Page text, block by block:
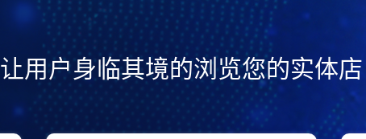
让用户身临其境的浏览您的实体店